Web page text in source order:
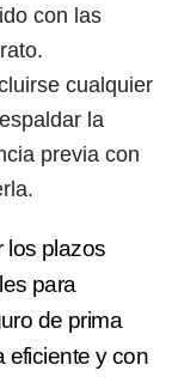
con las
cualquier
la
previa con
los plazos
para
de prima
eficiente y con